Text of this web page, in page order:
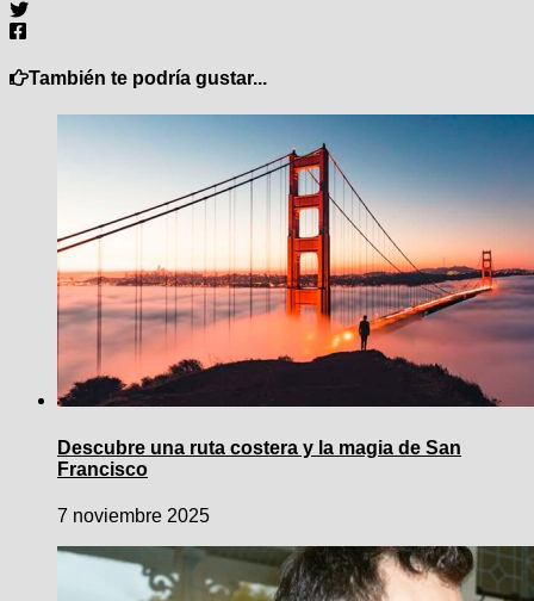
También te podría gustar...
Descubre una ruta costera y la magia de San
Francisco
7 noviembre 2025